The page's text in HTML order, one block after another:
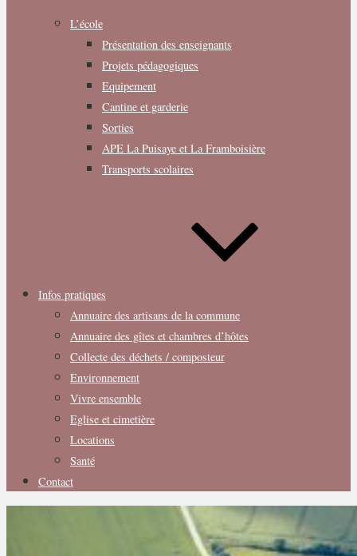
L’école
Présentation des enseignants
Projets pédagogiques
Equipement
Cantine et garderie
Sorties
APE La Puisaye et La Framboisière
Transports scolaires
Infos pratiques
Annuaire des artisans de la commune
Annuaire des gîtes et chambres d’hôtes
Collecte des déchets / composteur
Environnement
Vivre ensemble
Eglise et cimetière
Locations
Santé
Contact